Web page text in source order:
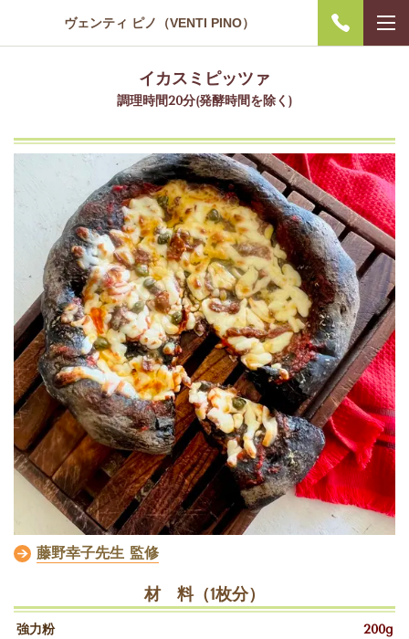
ヴェンティ ピノ（VENTI PINO）
イカスミピッツァ
調理時間20分(発酵時間を除く)
藤野幸子先生 監修
材 料（1枚分）
強力粉
200g